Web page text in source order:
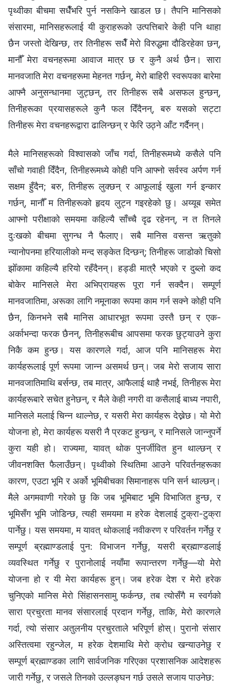
पृथ्वीका बीचमा सधैँभरि पुर्न नसकिने खाडल छ। तैपनि मानिसको
संसारमा, मानिसहरूलाई यी कुराहरूको उत्पत्तिबारे केही पनि थाहा
छैन जस्तो देखिन्छ, तर तिनीहरू सधैँ मेरो विरुद्धमा दौडिरहेका छन्,
मानौँ मेरा वचनहरूमा आवाज मात्र छ र कुनै अर्थ छैन। सारा
मानवजाति मेरा वचनहरूमा मेहनत गर्छन्, मेरो बाहिरी स्वरूपका बारेमा
आफ्नै अनुसन्धानमा जुट्छन्, तर तिनीहरू सबै असफल हुन्छन्,
तिनीहरूका प्रयासहरूले कुनै फल दिँदैनन्, बरु यसको सट्टा
तिनीहरू मेरा वचनहरूद्वारा ढालिन्छन् र फेरि उठ्ने आँट गर्दैनन्।
मैले मानिसहरूको विश्‍वासको जाँच गर्दा, तिनीहरूमध्ये कसैले पनि
साँचो गवाही दिँदैन, तिनीहरूमध्ये कोही पनि आफ्नो सर्वस्व अर्पण गर्न
सक्षम हुँदैन; बरु, तिनीहरू लुक्छन् र आफूलाई खुला गर्न इन्कार
गर्छन्, मानौँ म तिनीहरूको हृदय लुट्न गइरहेको छु। अय्यूब समेत
आफ्नो परीक्षाको समयमा कहिल्यै साँच्चै दृढ रहेनन्, न त तिनले
दुःखको बीचमा सुगन्ध नै फैलाए। सबै मानिस वसन्त ऋतुको
न्यानोपनमा हरियालीको मन्द सङ्केत दिन्छन्; तिनीहरू जाडोको चिसो
झोँकामा कहिल्यै हरियो रहँदैनन्। हड्डी मात्रै भएको र दुब्लो कद
बोकेर मानिसले मेरा अभिप्रायहरू पूरा गर्न सक्दैन। सम्पूर्ण
मानवजातिमा, अरूका लागि नमूनाका रूपमा काम गर्न सक्ने कोही पनि
छैन, किनभने सबै मानिस आधारभूत रूपमा उस्तै छन् र एक-
अर्काभन्दा फरक छैनन्, तिनीहरूबीच आपसमा फरक छुट्याउने कुरा
निकै कम हुन्छ। यस कारणले गर्दा, आज पनि मानिसहरू मेरा
कार्यहरूलाई पूर्ण रूपमा जान्न असमर्थ छन्। जब मेरो सजाय सारा
मानवजातिमाथि बर्सन्छ, तब मात्र, आफैलाई थाहै नभई, तिनीहरू मेरा
कार्यहरूबारे सचेत हुनेछन्, र मैले केही नगरी वा कसैलाई बाध्य नपारी,
मानिसले मलाई चिन्न थाल्नेछ, र यसरी मेरा कार्यहरू देख्नेछ। यो मेरो
योजना हो, मेरा कार्यहरू यसरी नै प्रकट हुन्छन्, र मानिसले जान्नुपर्ने
कुरा यही हो। राज्यमा, यावत् थोक पुनर्जीवित हुन थाल्छन् र
जीवनशक्ति फैलाउँछन्। पृथ्वीको स्थितिमा आउने परिवर्तनहरूका
कारण, एउटा भूमि र अर्को भूमिबीचका सिमानाहरू पनि सर्न थाल्छन्।
मैले अगमवाणी गरेको छु कि जब भूमिबाट भूमि विभाजित हुन्छ, र
भूमिसँग भूमि जोडिन्छ, त्यही समयमा म हरेक देशलाई टुक्रा-टुक्रा
पार्नेछु। यस समयमा, म यावत् थोकलाई नवीकरण र परिवर्तन गर्नेछु र
सम्पूर्ण ब्रह्माण्डलाई पुन: विभाजन गर्नेछु, यसरी ब्रह्माण्डलाई
व्यवस्थित गर्नेछु र पुरानोलाई नयाँमा रूपान्तरण गर्नेछु—यो मेरो
योजना हो र यी मेरा कार्यहरू हुन्। जब हरेक देश र मेरो हरेक
चुनिएको मानिस मेरो सिंहासनसामु फर्कन्छ, तब त्योसँगै म स्वर्गको
सारा प्रचुरता मानव संसारलाई प्रदान गर्नेछु, ताकि, मेरो कारणले
गर्दा, त्यो संसार अतुलनीय प्रचुरताले भरिपूर्ण होस्। पुरानो संसार
अस्तित्वमा रहुन्जेल, म हरेक देशमाथि मेरो क्रोध खन्याउनेछु र
सम्पूर्ण ब्रह्माण्डका लागि सार्वजनिक गरिएका प्रशासनिक आदेशहरू
जारी गर्नेछु, र जसले तिनको उल्लङ्घन गर्छ उसले सजाय पाउनेछ: